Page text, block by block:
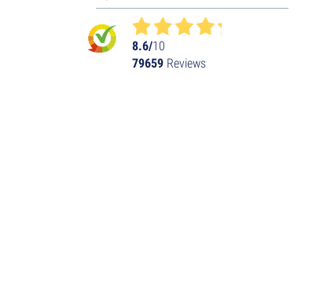
8.6/10
79659 Reviews